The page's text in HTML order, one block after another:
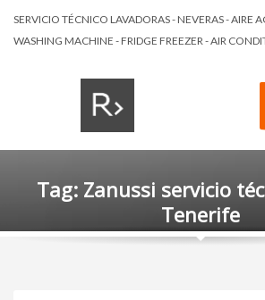
SERVICIO TÉCNICO LAVADORAS - NEVERAS - AIRE
WASHING MACHINE - FRIDGE FREEZER - AIR
Tag: Zanussi servicio
Tenerife